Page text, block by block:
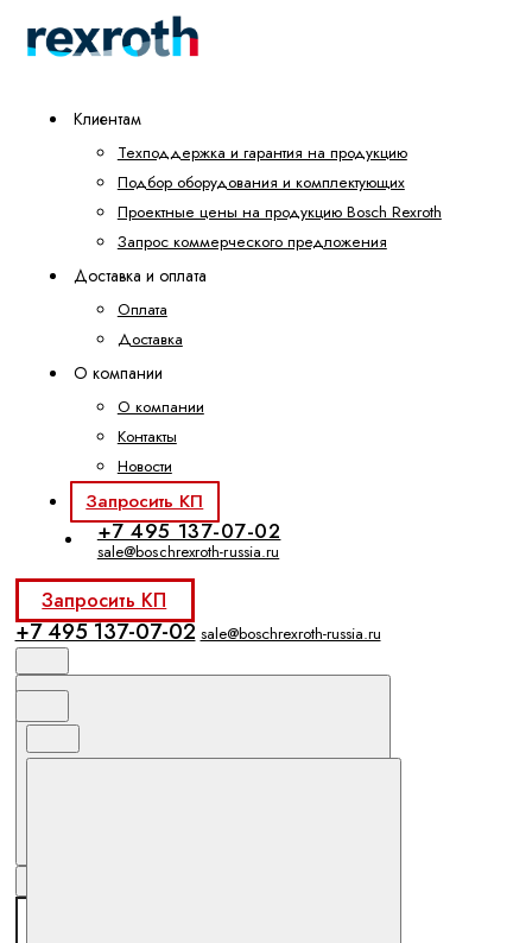
Клиентам
Техподдержка и гарантия на продукцию
Подбор оборудования и комплектующих
Проектные цены на продукцию Bosch Rexroth
Запрос коммерческого предложения
Доставка и оплата
Оплата
Доставка
О компании
О компании
Контакты
Новости
Запросить КП
+7 495 137-07-02
sale@boschrexroth-russia.ru
Запросить КП
+7 495 137-07-02 sale@boschrexroth-russia.ru